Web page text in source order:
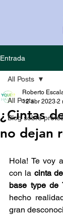
Entrada
All Posts
Blog sobre
All Posts
¿Cintas
no dejan
Roberto
12 abr 2023 2
Hola! Te voy
con la cinta
base type de
hecho
gran